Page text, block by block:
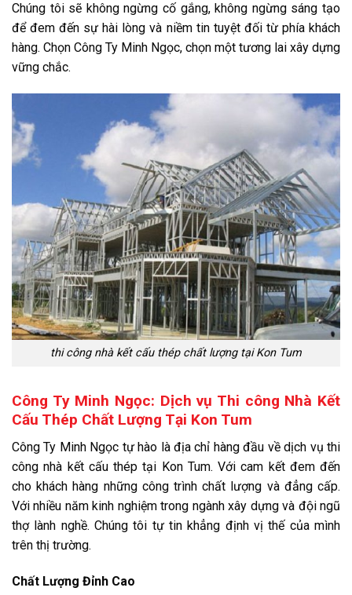
Chúng tôi sẽ không ngừng cố gắng, không ngừng sáng tạo
để đem đến sự hài lòng và niềm tin tuyệt đối từ phía khách
hàng. Chọn Công Ty Minh Ngọc, chọn một tương lai xây dựng
vững chắc.
thi công nhà kết cấu thép chất lượng tại Kon Tum
Công Ty Minh Ngọc: Dịch vụ Thi công Nhà Kết
Cấu Thép Chất Lượng Tại Kon Tum
Công Ty Minh Ngọc tự hào là địa chỉ hàng đầu về dịch vụ thi
công nhà kết cấu thép tại Kon Tum. Với cam kết đem đến
cho khách hàng những công trình chất lượng và đẳng cấp.
Với nhiều năm kinh nghiệm trong ngành xây dựng và đội ngũ
thợ lành nghề. Chúng tôi tự tin khẳng định vị thế của mình
trên thị trường.
Chất Lượng Đỉnh Cao